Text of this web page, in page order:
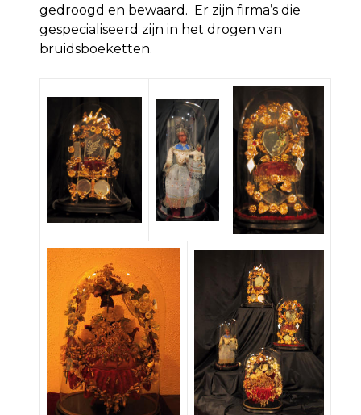
gedroogd en bewaard. Er zijn firma’s die
gespecialiseerd zijn in het drogen van
bruidsboeketten.